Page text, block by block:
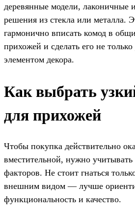
деревянные модели,
решения из стекла или металла.
гармонично вписать комод в
прихожей и сделать его не
элементом декора.
Как выбрать
для прихожей
Чтобы покупка действительно
вместительной, нужно
факторов. Не стоит гнаться
внешним видом — лучше
функциональность и качество.